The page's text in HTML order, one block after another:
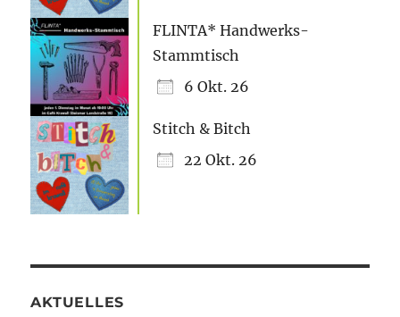
FLINTA* Handwerks-
Stammtisch
6 Okt. 26
Stitch & Bitch
22 Okt. 26
AKTUELLES